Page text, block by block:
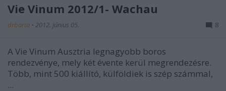
Vie Vinum 2012/1- Wachau
drbarta • 2012. június 05. 8
A Vie Vinum Ausztria legnagyobb boros
rendezvénye, mely két évente kerül megrendezésre.
Több, mint 500 kiállító, külföldiek is szép számmal,
...